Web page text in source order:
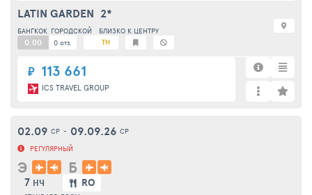
₽ 113 661
ICS TRAVEL GROUP
LATIN GARDEN 2*
БАНГКОК ГОРОДСКОЙ БЛИЗКО К ЦЕНТРУ
0.00 0 отз. TH
02.09 СР - 09.09.26 СР
РЕГУЛЯРНЫЙ
Э Б
7 НЧ RO